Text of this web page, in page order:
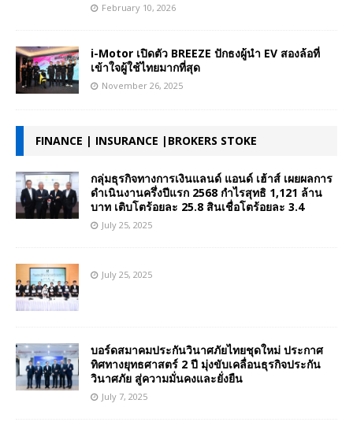
February 10, 2026
i-Motor เปิดตัว BREEZE ปักธงผู้นำ EV สองล้อที่
เข้าใจผู้ใช้ไทยมากที่สุด
November 26, 2025
FINANCE | INSURANCE |BROKERS STOKE
กลุ่มธุรกิจทางการเงินแลนด์ แอนด์ เฮ้าส์ เผยผลการ
ดำเนินงานครึ่งปีแรก 2568 กำไรสุทธิ 1,121 ล้าน
บาท เติบโตร้อยละ 25.8 สินเชื่อโตร้อยละ 3.4
July 25, 2025
July 25, 2025
บอร์ดสมาคมประกันวินาศภัยไทยชุดใหม่ ประกาศ
ทิศทางยุทธศาสตร์ 2 ปี มุ่งขับเคลื่อนธุรกิจประกัน
วินาศภัย สู่ความมั่นคงและยั่งยืน
July 7, 2025